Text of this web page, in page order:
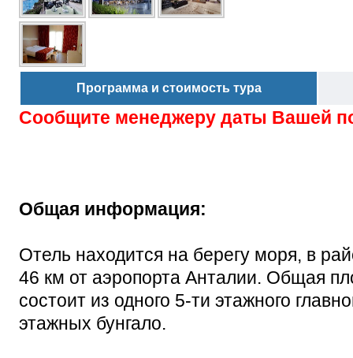
Программа и стоимость тура
Сообщите менеджеру даты Вашей
Общая информация:
Отель находится на берегу моря, в
46 км от аэропорта Анталии. Общая
состоит из одного 5-ти этажного
этажных бунгало.